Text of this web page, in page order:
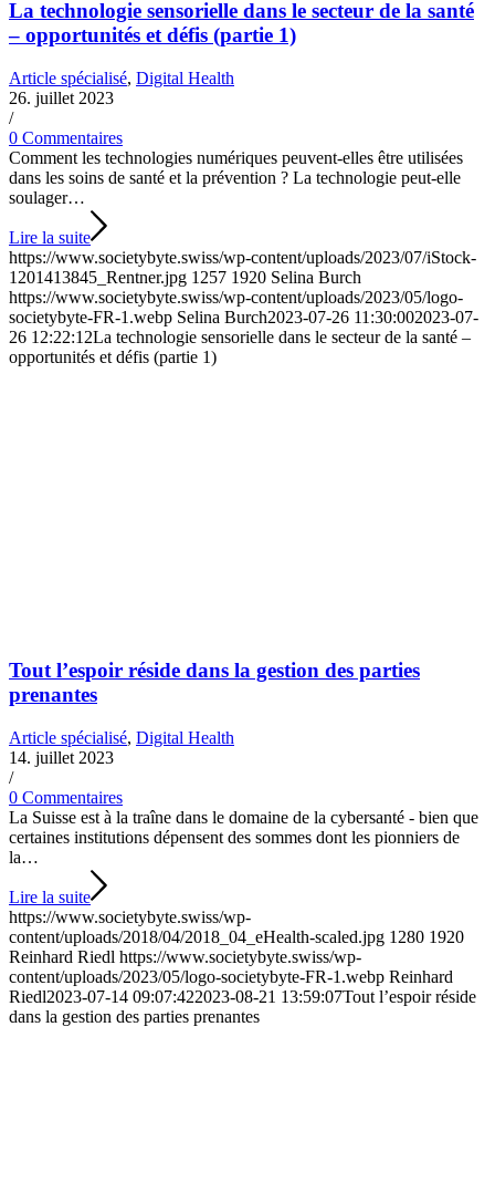
La technologie sensorielle dans le secteur de la santé
– opportunités et défis (partie 1)
Article spécialisé, Digital Health
26. juillet 2023
/
0 Commentaires
Comment les technologies numériques peuvent-elles être utilisées
dans les soins de santé et la prévention ? La technologie peut-elle
soulager…
Lire la suite
https://www.societybyte.swiss/wp-content/uploads/2023/07/iStock-
1201413845_Rentner.jpg 1257 1920 Selina Burch
https://www.societybyte.swiss/wp-content/uploads/2023/05/logo-
societybyte-FR-1.webp Selina Burch2023-07-26 11:30:002023-07-
26 12:22:12La technologie sensorielle dans le secteur de la santé –
opportunités et défis (partie 1)
Tout l’espoir réside dans la gestion des parties
prenantes
Article spécialisé, Digital Health
14. juillet 2023
/
0 Commentaires
La Suisse est à la traîne dans le domaine de la cybersanté - bien que
certaines institutions dépensent des sommes dont les pionniers de
la…
Lire la suite
https://www.societybyte.swiss/wp-
content/uploads/2018/04/2018_04_eHealth-scaled.jpg 1280 1920
Reinhard Riedl https://www.societybyte.swiss/wp-
content/uploads/2023/05/logo-societybyte-FR-1.webp Reinhard
Riedl2023-07-14 09:07:422023-08-21 13:59:07Tout l’espoir réside
dans la gestion des parties prenantes